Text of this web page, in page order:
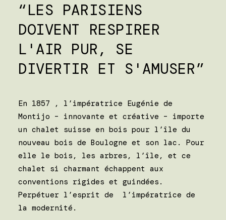
“LES PARISIENS
DOIVENT RESPIRER
L'AIR PUR, SE
DIVERTIR ET S'AMUSER”
En 1857 , l’impératrice Eugénie de
Montijo – innovante et créative – importe
un chalet suisse en bois pour l’île du
nouveau bois de Boulogne et son lac. Pour
elle le bois, les arbres, l’île, et ce
chalet si charmant échappent aux
conventions rigides et guindées.
Perpétuer l’esprit de l’impératrice de
la modernité.